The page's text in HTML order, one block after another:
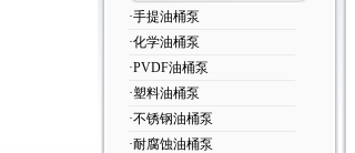
·手提油桶泵
·化学油桶泵
·PVDF油桶泵
·塑料油桶泵
·不锈钢油桶泵
·耐腐蚀油桶泵